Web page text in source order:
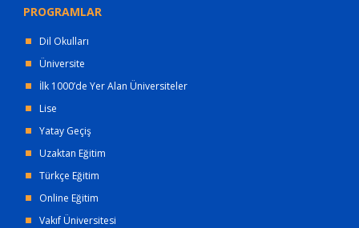
PROGRAMLAR
Dil Okulları
Üniversite
İlk 1000’de Yer Alan Üniversiteler
Lise
Yatay Geçiş
Uzaktan Eğitim
Türkçe Eğitim
Online Eğitim
Vakıf Üniversitesi